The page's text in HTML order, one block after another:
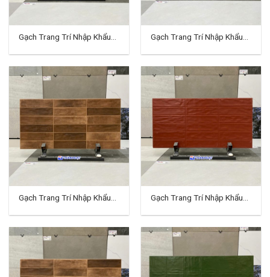
Gạch Trang Trí Nhập Khẩu
Gạch Trang Trí Nhập Khẩu
Gạch Trang Trí Nhập Khẩu
Gạch Trang Trí Nhập Khẩu